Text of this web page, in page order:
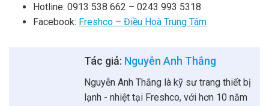
Hotline: 0913 538 662 – 0243 993 5318
Facebook: Freshco – Điều Hoà Trung Tâm
Tác giả: Nguyễn Anh Thắng
Nguyễn Anh Thắng là kỹ sư trang thiết bị
lạnh - nhiệt tại Freshco, với hơn 10 năm